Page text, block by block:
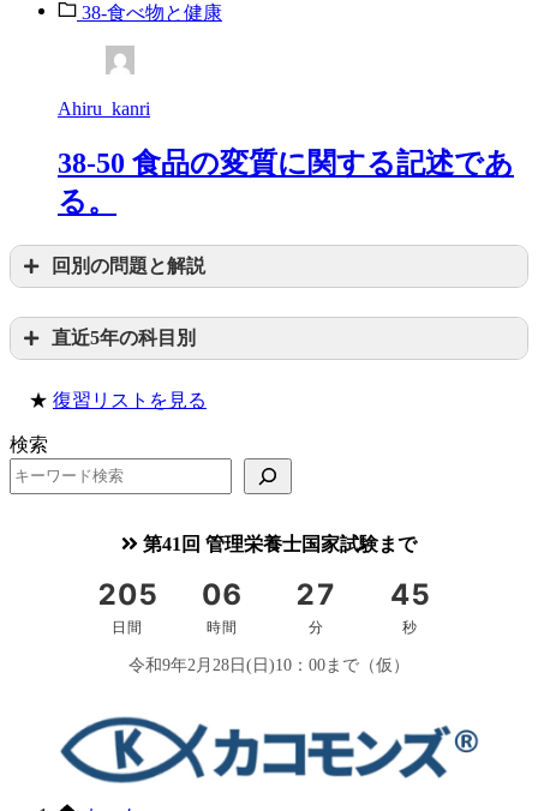
38-食べ物と健康
Ahiru_kanri
38-50 食品の変質に関する記述であ
る。
回別の問題と解説
直近5年の科目別
★ 復習リストを見る
検索
第41回 管理栄養士国家試験まで
令和9年2月28日(日)10：00まで（仮）